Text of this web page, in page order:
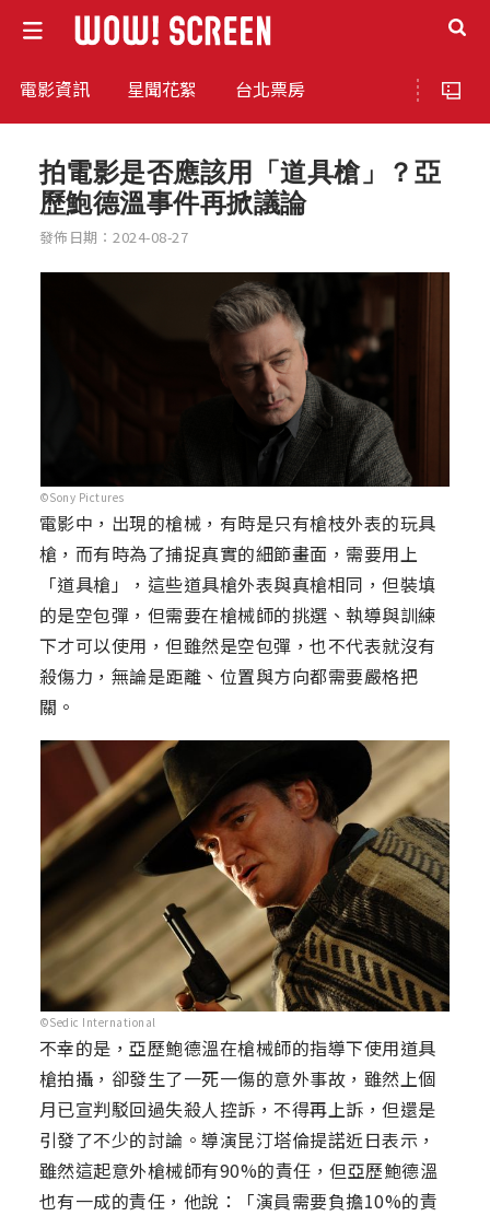
電影資訊 星聞花絮 台北票房
拍電影是否應該用「道具槍」？亞
歷鮑德溫事件再掀議論
發佈日期：2024-08-27
©Sony Pictures
電影中，出現的槍械，有時是只有槍枝外表的玩具
槍，而有時為了捕捉真實的細節畫面，需要用上
「道具槍」，這些道具槍外表與真槍相同，但裝填
的是空包彈，但需要在槍械師的挑選、執導與訓練
下才可以使用，但雖然是空包彈，也不代表就沒有
殺傷力，無論是距離、位置與方向都需要嚴格把
關。
©Sedic International
不幸的是，亞歷鮑德溫在槍械師的指導下使用道具
槍拍攝，卻發生了一死一傷的意外事故，雖然上個
月已宣判駁回過失殺人控訴，不得再上訴，但還是
引發了不少的討論。導演昆汀塔倫提諾近日表示，
雖然這起意外槍械師有90%的責任，但亞歷鮑德溫
也有一成的責任，他說：「演員需要負擔10%的責